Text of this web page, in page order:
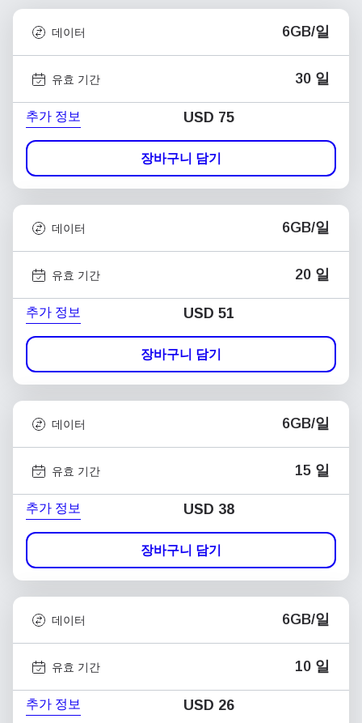
데이터 6GB/일
유효 기간 30 일
추가 정보 USD 75
장바구니 담기
데이터 6GB/일
유효 기간 20 일
추가 정보 USD 51
장바구니 담기
데이터 6GB/일
유효 기간 15 일
추가 정보 USD 38
장바구니 담기
데이터 6GB/일
유효 기간 10 일
추가 정보 USD 26